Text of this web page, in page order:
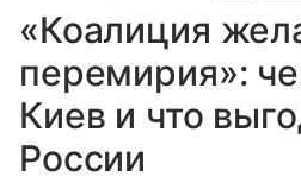
«Коалиция
перемирия»:
Киев и что
России